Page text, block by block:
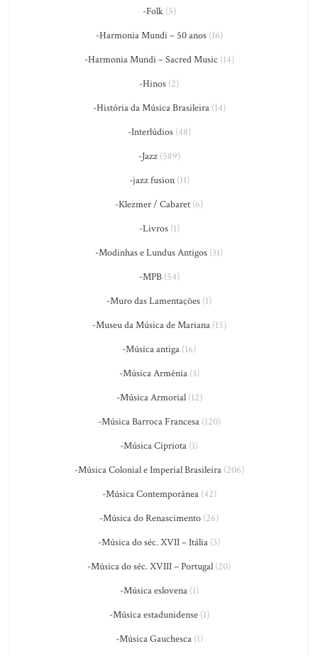
-Folk(5)
-Harmonia Mundi – 50 anos(16)
-Harmonia Mundi – Sacred Music (14)
-Hinos (2)
-História da Música Brasileira(14)
-Interlúdios(48)
-Jazz(589)
-jazz fusion(11)
-Klezmer / Cabaret (6)
-Livros(1)
-Modinhas e Lundus Antigos (31)
-MPB(54)
-Muro das Lamentações (1)
-Museu da Música de Mariana(15)
-Música antiga (16)
-Música Armênia(3)
-Música Armorial(12)
-Música Barroca Francesa(120)
-Música Cipriota (1)
-Música Colonial e Imperial Brasileira(206)
-Música Contemporânea(42)
-Música do Renascimento (26)
-Música do séc. XVII – Itália (3)
-Música do séc. XVIII – Portugal (20)
-Música eslovena(1)
-Música estadunidense(1)
-Música Gauchesca(1)